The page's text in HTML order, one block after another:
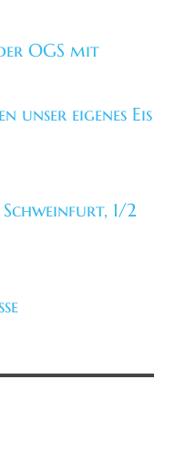
OGS mit
unser eigenes Eis
1/2